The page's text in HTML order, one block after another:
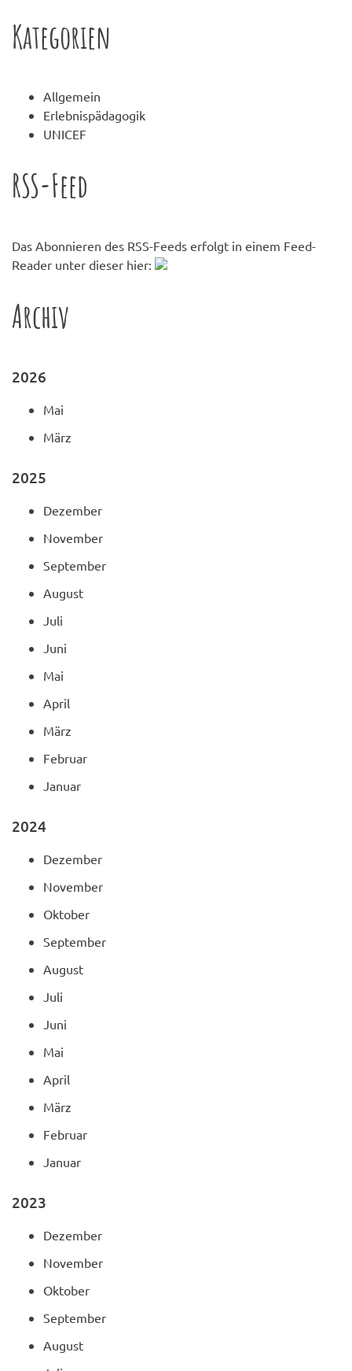
Kategorien
Allgemein
Erlebnispädagogik
UNICEF
RSS-Feed
Das Abonnieren des RSS-Feeds erfolgt in einem Feed-
Reader unter dieser hier:
Archiv
2026
Mai
März
2025
Dezember
November
September
August
Juli
Juni
Mai
April
März
Februar
Januar
2024
Dezember
November
Oktober
September
August
Juli
Juni
Mai
April
März
Februar
Januar
2023
Dezember
November
Oktober
September
August